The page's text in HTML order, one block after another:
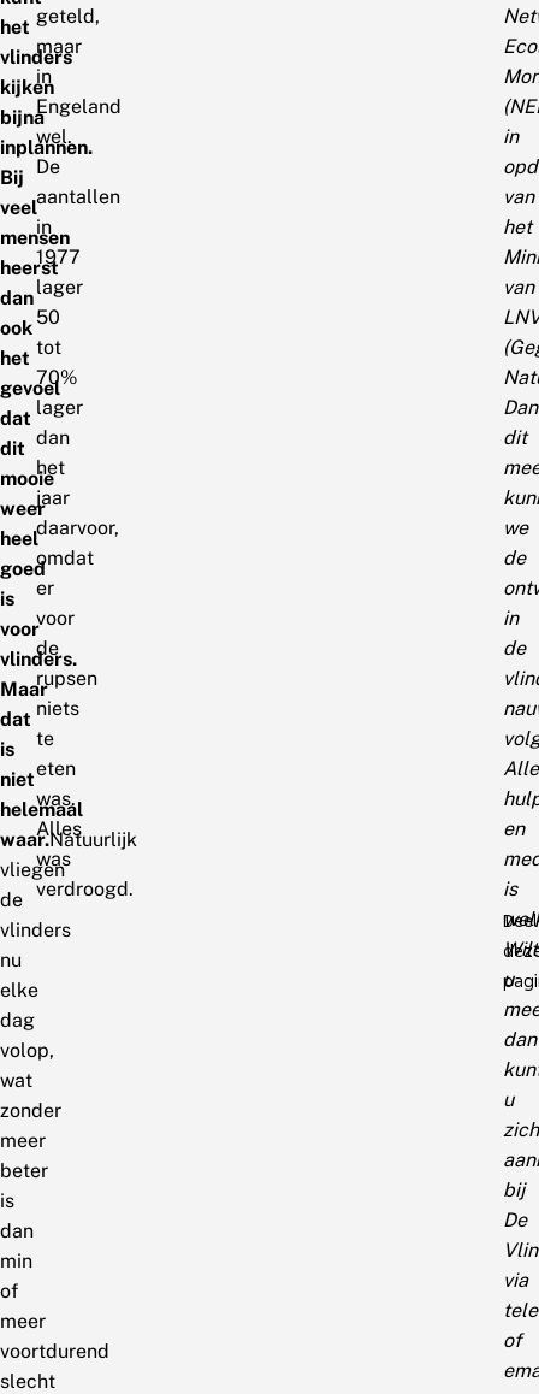
het
vlinders
kijken
bijna
inplannen.
Bij
veel
mensen
heerst
dan
ook
het
gevoel
dat
dit
mooie
weer
heel
goed
is
voor
vlinders.
Maar
dat
is
niet
helemaal
waar.Natuurlijk
vliegen
de
vlinders
nu
elke
dag
volop,
wat
zonder
meer
beter
is
dan
min
of
meer
voortdurend
slecht
geteld,
maar
in
Engeland
wel.
De
aantallen
in
1977
lager
50
tot
70%
lager
dan
het
jaar
daarvoor,
omdat
er
voor
de
rupsen
niets
te
eten
was.
Alles
was
verdroogd.
in
van
het
van
dit
we
de
in
de
Alle
en
is
Wilt
u
dan
u
zich
bij
De
via
of
Deel